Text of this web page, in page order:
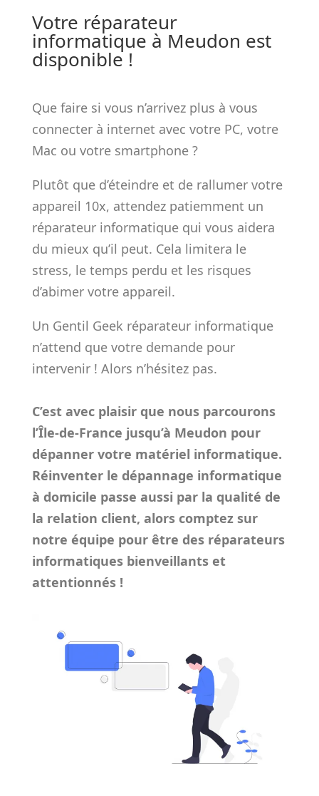
Votre réparateur
informatique à Meudon est
disponible !
Que faire si vous n’arrivez plus à vous
connecter à internet avec votre PC, votre
Mac ou votre smartphone ?
Plutôt que d’éteindre et de rallumer votre
appareil 10x, attendez patiemment un
réparateur informatique qui vous aidera
du mieux qu’il peut. Cela limitera le
stress, le temps perdu et les risques
d’abimer votre appareil.
Un Gentil Geek réparateur informatique
n’attend que votre demande pour
intervenir ! Alors n’hésitez pas.
C’est avec plaisir que nous parcourons
l’Île-de-France jusqu’à Meudon pour
dépanner votre matériel informatique.
Réinventer le dépannage informatique
à domicile passe aussi par la qualité de
la relation client, alors comptez sur
notre équipe pour être des réparateurs
informatiques bienveillants et
attentionnés !